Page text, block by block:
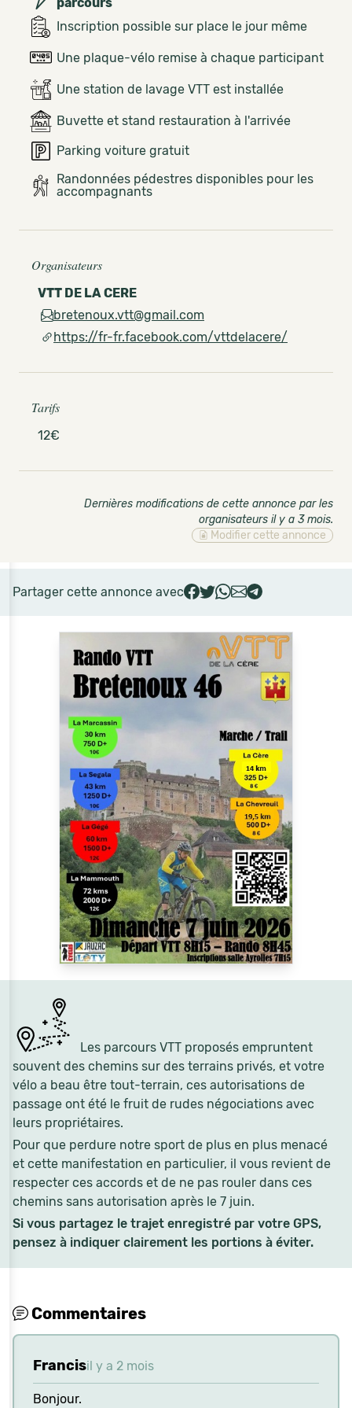
Les parcours VTT proposés empruntent
souvent des chemins sur des terrains privés, et votre
vélo a beau être tout-terrain, ces autorisations de
passage ont été le fruit de rudes négociations avec
leurs propriétaires.
Pour que perdure notre sport de plus en plus menacé
et cette manifestation en particulier, il vous revient de
respecter ces accords et de ne pas rouler dans ces
chemins sans autorisation après le 7 juin.
Si vous partagez le trajet enregistré par votre GPS,
pensez à indiquer clairement les portions à éviter.
Inscription possible sur place le jour même
Une plaque-vélo remise à chaque participant
Une station de lavage VTT est installée
Buvette et stand restauration à l'arrivée
Parking voiture gratuit
Randonnées pédestres disponibles pour les
accompagnants
Organisateurs
VTT DE LA CERE
bretenoux.vtt@gmail.com
https://fr-fr.facebook.com/vttdelacere/
Tarifs
12€
Dernières modifications de cette annonce par les
organisateurs il y a 3 mois.
Modifier cette annonce
Partager cette annonce avec
Commentaires
Francisil y a 2 mois
Bonjour.